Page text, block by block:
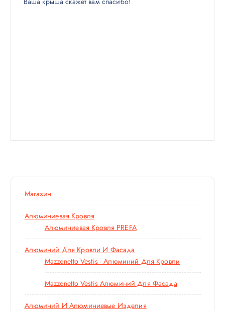
Магазин
Алюминиевая Кровля
Алюминиевая Кровля PREFA
Алюминий Для Кровли И Фасада
Mazzonetto Vestis - Алюминий Для Кровли
Mazzonetto Vestis Алюминий Для Фасада
Алюминий И Алюминиевые Изделия